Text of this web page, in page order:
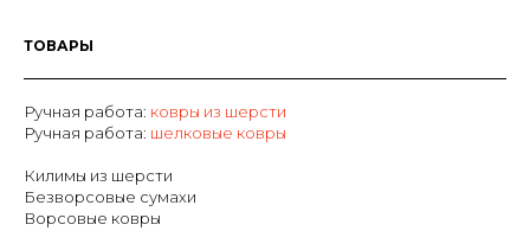
ТОВАРЫ
Ручная работа: ковры из шерсти
Ручная работа: шелковые ковры
Килимы из шерсти
Безворсовые сумахи
Ворсовые ковры